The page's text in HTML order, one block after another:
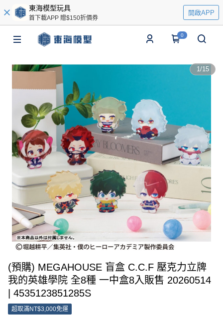
東海模型玩具
首下載APP 贈$150折價券
開啟APP
0
1/15
(預購) MEGAHOUSE 盲盒 C.C.F 壓克力立牌
我的英雄學院 全8種 一中盒8入販售 20260514
| 4535123851285S
超取滿NT$3,000免運